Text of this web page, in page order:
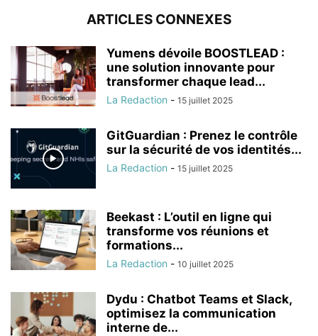
ARTICLES CONNEXES
Yumens dévoile BOOSTLEAD :
une solution innovante pour
transformer chaque lead...
La Redaction - 15 juillet 2025
GitGuardian : Prenez le contrôle
sur la sécurité de vos identités...
La Redaction - 15 juillet 2025
Beekast : L’outil en ligne qui
transforme vos réunions et
formations...
La Redaction - 10 juillet 2025
Dydu : Chatbot Teams et Slack,
optimisez la communication
interne de...